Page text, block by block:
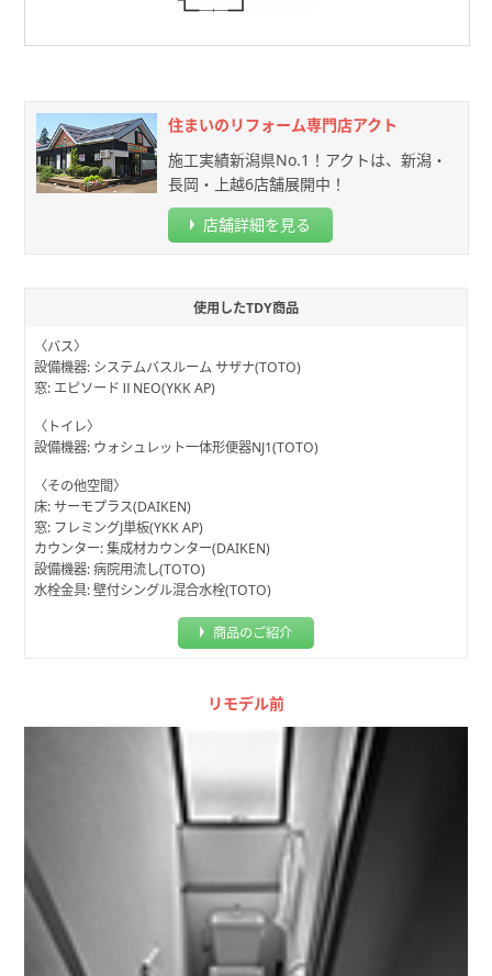
住まいのリフォーム専⾨店アクト
施工実績新潟県No.1！アクトは、新潟・
長岡・上越6店舗展開中！
店舗詳細を見る
使用したTDY商品
〈バス〉
設備機器: システムバスルーム サザナ(TOTO)
窓: エピソードⅡNEO(YKK AP)
〈トイレ〉
設備機器: ウォシュレット一体形便器NJ1(TOTO)
〈その他空間〉
床: サーモプラス(DAIKEN)
窓: フレミングJ単板(YKK AP)
カウンター: 集成材カウンター(DAIKEN)
設備機器: 病院用流し(TOTO)
水栓金具: 壁付シングル混合水栓(TOTO)
商品のご紹介
リモデル前